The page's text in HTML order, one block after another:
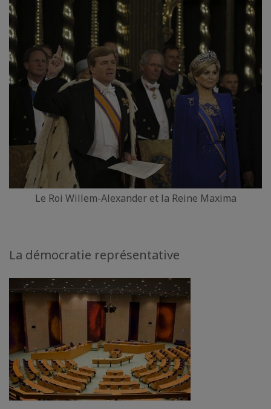
Le Roi Willem-Alexander et la Reine Maxima
La démocratie représentative